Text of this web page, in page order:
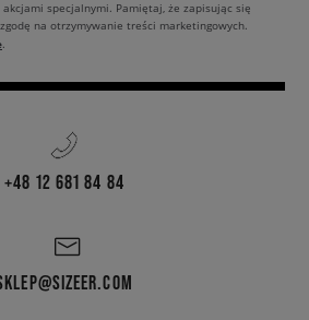
specjalnymi. Pamiętaj, że zapisując się
na otrzymywanie treści marketingowych.
.
+48 12 681 84 84